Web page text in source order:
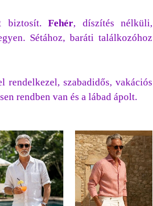
biztosít. Fehér, díszítés nélküli,
Sétához, baráti találkozóhoz
rendelkezel, szabadidős, vakációs
rendben van és a lábad ápolt.